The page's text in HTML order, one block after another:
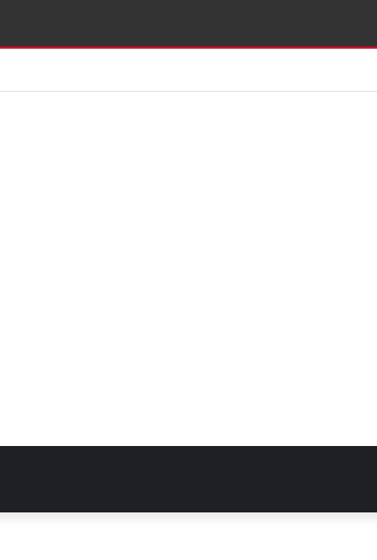
कोठडी आता ‘मोठ्या माश्या’वर कारवाई कधी?